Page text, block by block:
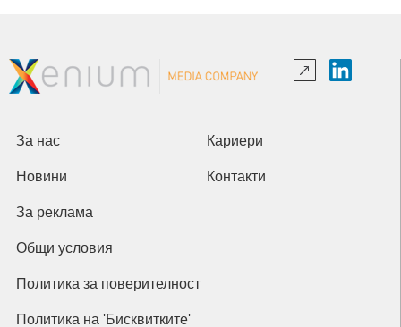
За нас Кариери
Новини Контакти
За реклама
Общи условия
Политика за поверителност
Политика на 'Бисквитките'